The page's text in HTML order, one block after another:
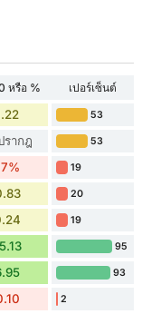
หรือ %
เปอร์เซ็นต์
53
รากฎ 53
19
20
19
95
93
2